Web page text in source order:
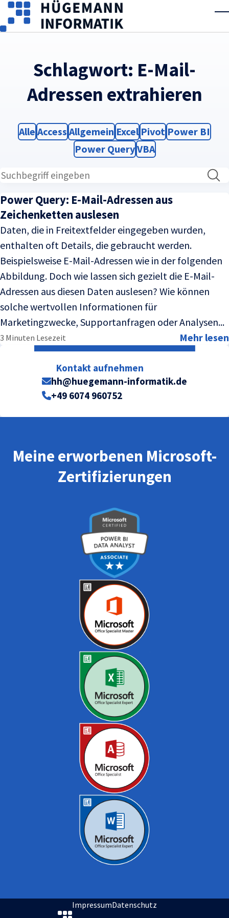
Skip to main content
Schlagwort: E-Mail-
Adressen extrahieren
Filter
Alle Filter
Access Filter
Allgemein Filter
Excel Filter
Pivot Filter
Power BI
Filter
Power QueryFilter
VBA
Power Query: E-Mail-Adressen aus
Zeichenketten auslesen
Daten, die in Freitextfelder eingegeben wurden,
enthalten oft Details, die gebraucht werden.
Beispielsweise E-Mail-Adressen wie in der folgenden
Abbildung. Doch wie lassen sich gezielt die E-Mail-
Adressen aus diesen Daten auslesen? Wie können
solche wertvollen Informationen für
Marketingzwecke, Supportanfragen oder Analysen...
3 Minuten Lesezeit Mehr lesen
Kontakt aufnehmen
hh@huegemann-informatik.de
+49 6074 960752
Meine erworbenen Microsoft-
Zertifizierungen
ImpressumDatenschutz